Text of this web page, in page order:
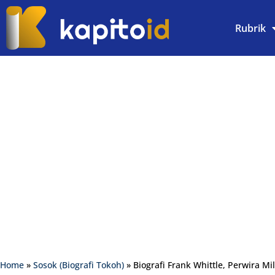
Rubrik
Home » Sosok (Biografi Tokoh) » Biografi Frank Whittle, Perwira